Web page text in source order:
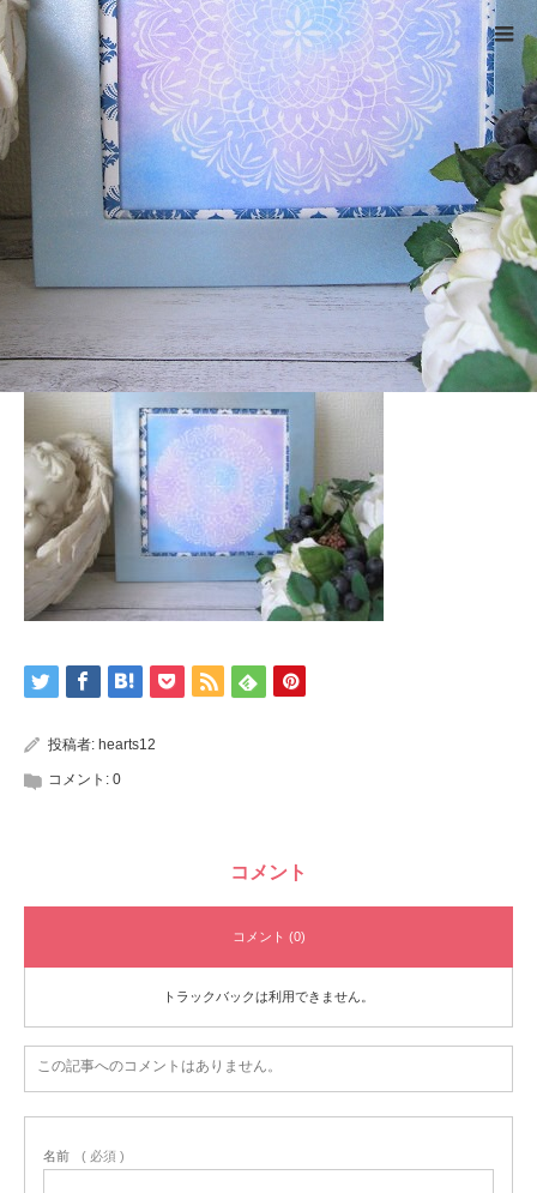
CIMG7173 – コピー
Warning
: ltrim() expects parameter 1 to be string, object given
/home/xs524725/reiki-kumamoto.com/public_html/wp-
includes/formatting.php
on line4343
CIMG7173 – コピー
投稿者: hearts12
コメント: 0
コメント
コメント (0)
トラックバックは利用できません。
この記事へのコメントはありません。
名前 ( 必須 )